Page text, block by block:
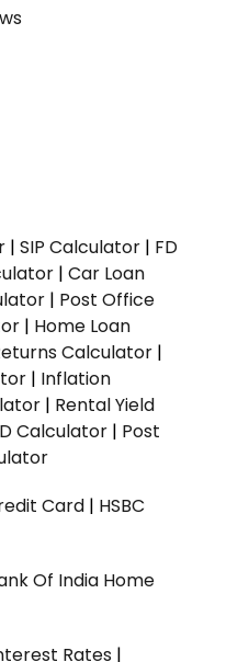
| SIP Calculator | FD
| Car Loan
| Post Office
| Home Loan
Calculator |
| Inflation
| Rental Yield
Calculator | Post
Card | HSBC
Of India Home
Rates |